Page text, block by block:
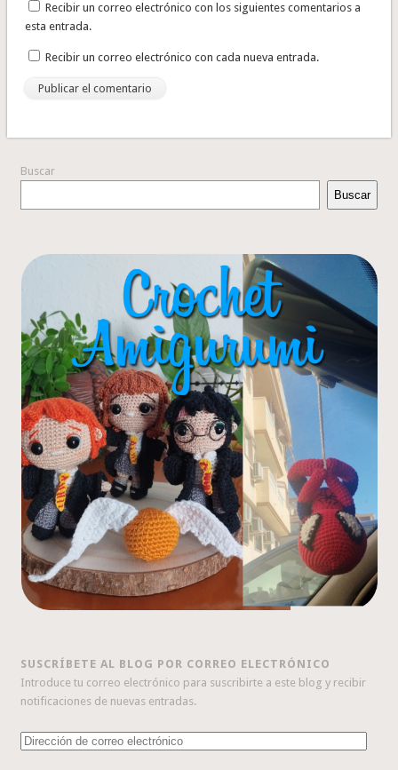
Recibir un correo electrónico con los siguientes comentarios a
esta entrada.
Recibir un correo electrónico con cada nueva entrada.
Buscar
Buscar
SUSCRÍBETE AL BLOG POR CORREO ELECTRÓNICO
Introduce tu correo electrónico para suscribirte a este blog y recibir
notificaciones de nuevas entradas.
Dirección